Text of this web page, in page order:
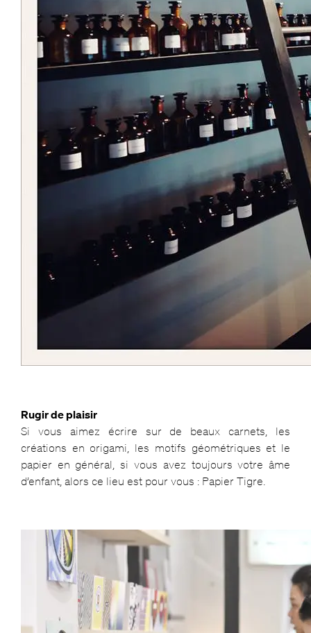
Rugir de plaisir
Si vous aimez écrire sur de beaux carnets, les
créations en origami, les motifs géométriques et le
papier en général, si vous avez toujours votre âme
d’enfant, alors ce lieu est pour vous : Papier Tigre.